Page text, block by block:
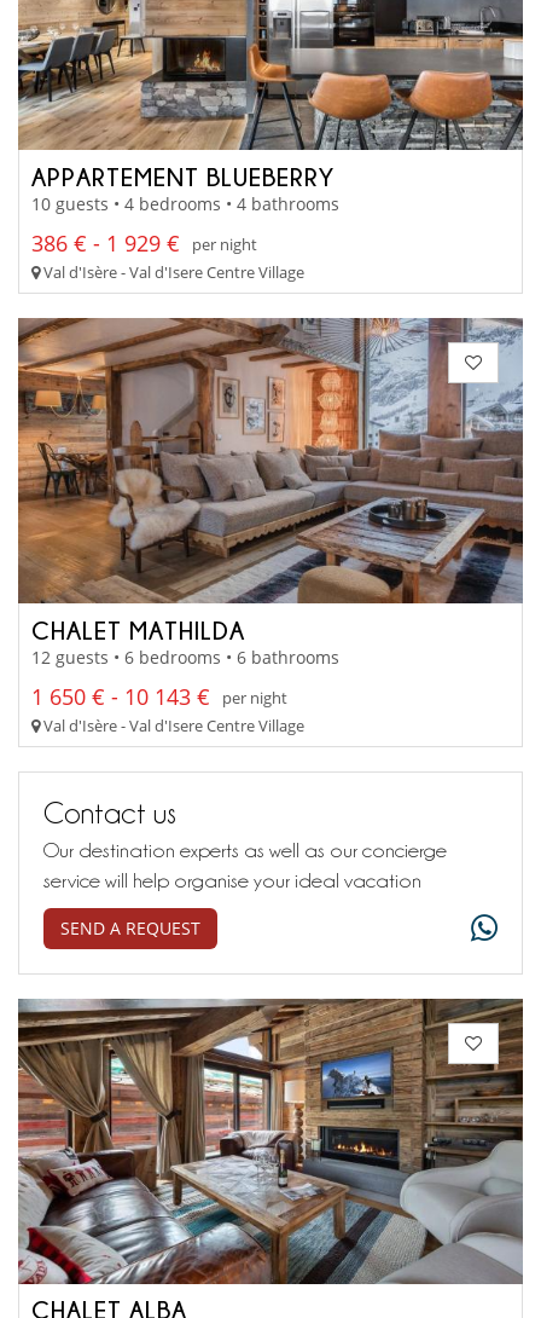
APPARTEMENT BLUEBERRY
10 guests • 4 bedrooms • 4 bathrooms
386 € - 1 929 €
per night
Val d'Isère - Val d'Isere Centre Village
CHALET MATHILDA
12 guests • 6 bedrooms • 6 bathrooms
1 650 € - 10 143 €
per night
Val d'Isère - Val d'Isere Centre Village
Contact us
Our destination experts as well as our concierge
service will help organise your ideal vacation
SEND A REQUEST
CHALET ALBA